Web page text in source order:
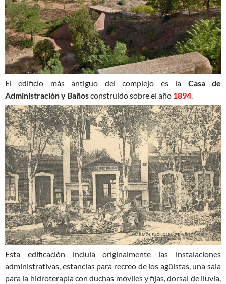
El edificio más antiguo del complejo es la Casa de
Administración y Bañosconstruido sobre el año 1894.
Esta edificación incluía originalmente las instalaciones
administrativas, estancias para recreo de los agüistas, una sala
para la hidroterapia con duchas móviles y fijas, dorsal de lluvia,